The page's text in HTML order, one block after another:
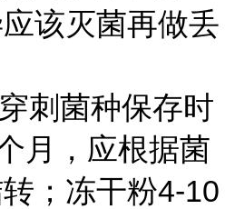
该灭菌再做丢
刺菌种保存时
月，应根据菌
；冻干粉4-10